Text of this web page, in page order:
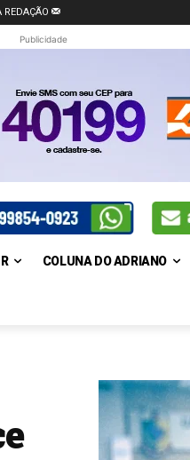
REDAÇÃO
Publicidade
COLUNA DO ADRIANO